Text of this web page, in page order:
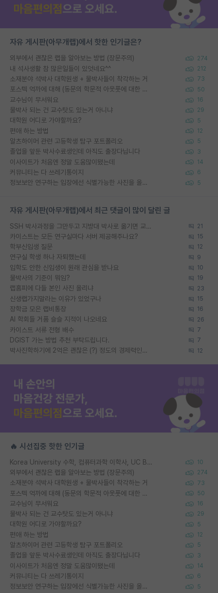
자유 게시판(아무개랩)에서 핫한 인기글은?
외부에서 괜찮은 랩을 알아보는 방법 (장문주의) 274
내 석사생활 참 많은일들이 있엇네요^^ 212
소재분야 석박사 대학원생 + 물박사들이 착각하는 거 73
포스텍 억까에 대해 (동문의 학문적 아웃풋에 대한 반박) 50
교수님이 무서워요 16
물박사 되는 건 교수탓도 있는거 아니냐 29
대학원 어디로 가야할까요? 5
편애 하는 방법 12
알츠하이머 관련 고등학생 탐구 포트폴리오 5
졸업을 앞둔 박사수료생인데 아직도 출장다닙니다 3
이사이트가 처음엔 정말 도움많이됐는데 14
커뮤니티는 다 쓰레기통이지 6
정보보안 연구하는 입장에선 식별가능한 사진을 올리는건 비추이긴함 5
자유 게시판(아무개랩)에서 최근 댓글이 많이 달린 글
SSH 박사과정을 그만두고 지방대 박사로 옮기면 교수의 꿈은 끝일까요? 21
카이스트는 모든 연구실마다 서버 제공해주나요? 15
학부신입생 질문 12
연구실 학생 하나 자퇴했는데 9
입학도 안한 신입생이 원래 관심을 받나요 10
물박사의 기준이 뭐임? 19
랩홈피에 다들 본인 사진 올리냐 23
신생랩가지말라는 이유가 있었구나 15
장학금 모은 랩비통장 16
AI 학회들 거품 슬슬 지적이 나오네요 26
카이스트 서류 전형 배수 7
DGIST 가는 방법 추천 부탁드립니다. 7
박사진학하기에 2억은 괜찮은 (?) 정도의 경제력인가요 12
🔥 시선집중 핫한 인기글
Korea University 수학, 컴퓨터과학 이학사, UC Berkeley 산업공학 대학원 공학박사가 되는 것은 쉽지 않겠죠? 10
외부에서 괜찮은 랩을 알아보는 방법 (장문주의) 274
소재분야 석박사 대학원생 + 물박사들이 착각하는 거 73
포스텍 억까에 대해 (동문의 학문적 아웃풋에 대한 반박) 50
교수님이 무서워요 16
물박사 되는 건 교수탓도 있는거 아니냐 29
대학원 어디로 가야할까요? 5
편애 하는 방법 12
알츠하이머 관련 고등학생 탐구 포트폴리오 5
졸업을 앞둔 박사수료생인데 아직도 출장다닙니다 3
이사이트가 처음엔 정말 도움많이됐는데 14
커뮤니티는 다 쓰레기통이지 6
정보보안 연구하는 입장에선 식별가능한 사진을 올리는건 비추이긴함 5